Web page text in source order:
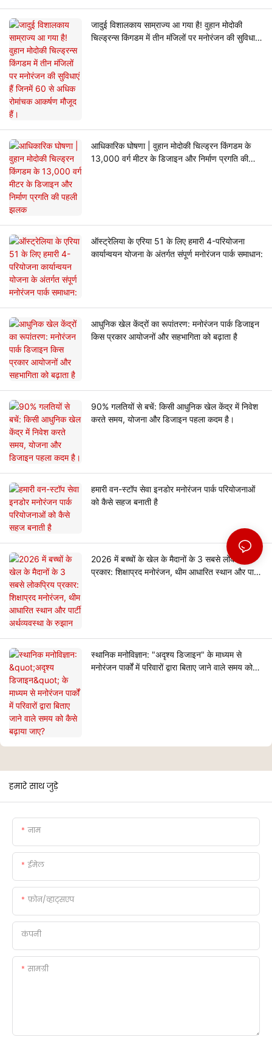
जादुई विशालकाय साम्राज्य आ गया है! वुहान मोदोकी
चिल्ड्रन्स किंगडम में तीन मंजिलों पर मनोरंजन की सुविधाएं
आधिकारिक घोषणा | वुहान मोदोकी चिल्ड्रन किंगडम के
13,000 वर्ग मीटर के डिजाइन और निर्माण प्रगति की
ऑस्ट्रेलिया के एरिया 51 के लिए हमारी 4-परियोजना
कार्यान्वयन योजना के अंतर्गत संपूर्ण मनोरंजन पार्क समाधान:
आधुनिक खेल केंद्रों का रूपांतरण: मनोरंजन पार्क डिजाइन
किस प्रकार आयोजनों और सहभागिता को बढ़ाता है
90% गलतियों से बचें: किसी आधुनिक खेल केंद्र में निवेश
करते समय, योजना और डिजाइन पहला कदम है।
हमारी वन-स्टॉप सेवा इनडोर मनोरंजन पार्क परियोजनाओं
को कैसे सहज बनाती है
2026 में बच्चों के खेल के मैदानों के 3 सबसे लोकप्रिय
प्रकार: शिक्षाप्रद मनोरंजन, थीम आधारित स्थान और पार्टी
स्थानिक मनोविज्ञान: "अदृश्य डिजाइन" के माध्यम से
मनोरंजन पार्कों में परिवारों द्वारा बिताए जाने वाले समय को
हमारे साथ जुड़े
नाम
ईमेल
फ़ोन/व्हाट्सएप
कंपनी
सामग्री